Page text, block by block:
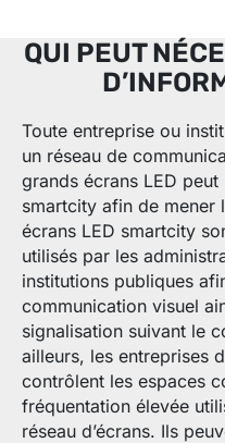
QUI PEUT
Toute entreprise ou
un réseau de
grands écrans LED
smartcity afin de mener
écrans LED smartcity
utilisés par les
institutions publiques
communication visuel
signalisation suivant le
ailleurs, les entreprises
contrôlent les espaces
fréquentation élevée
réseau d’écrans. Ils